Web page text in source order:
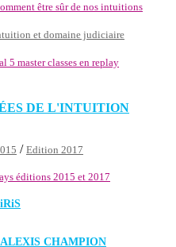
être sûr de nos intuitions
et domaine judiciaire
5 master classes en replay
DE L'INTUITION
/ Edition 2017
éditions 2015 et 2017
iRiS
CHAMPION